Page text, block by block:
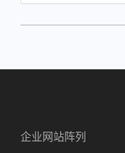
企业网站阵列